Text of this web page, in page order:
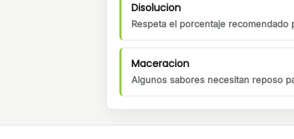
Disolucion
Respeta el porcentaje
Maceracion
Algunos sabores necesitan reposo